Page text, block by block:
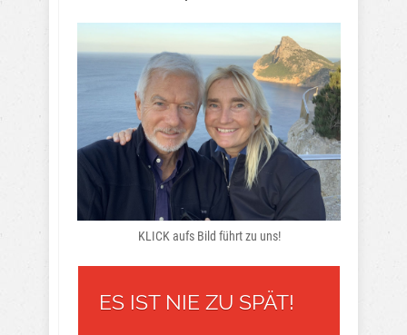
KLICK aufs Bild führt zu uns!
ES IST NIE ZU SPÄT!